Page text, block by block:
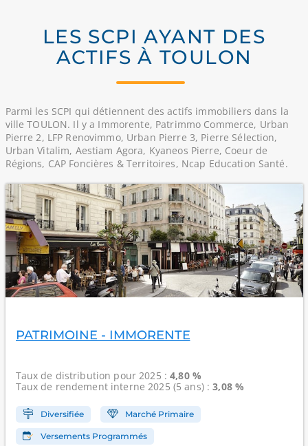
LES SCPI AYANT DES
ACTIFS À TOULON
Parmi les SCPI qui détiennent des actifs immobiliers dans la
ville TOULON. Il y a Immorente, Patrimmo Commerce, Urban
Pierre 2, LFP Renovimmo, Urban Pierre 3, Pierre Sélection,
Urban Vitalim, Aestiam Agora, Kyaneos Pierre, Coeur de
Régions, CAP Foncières & Territoires, Ncap Education Santé.
PATRIMOINE - IMMORENTE
Taux de distribution pour 2025 :4,80 %
Taux de rendement interne2025 (5 ans) :3,08 %
Diversifiée Marché Primaire
Versements Programmés